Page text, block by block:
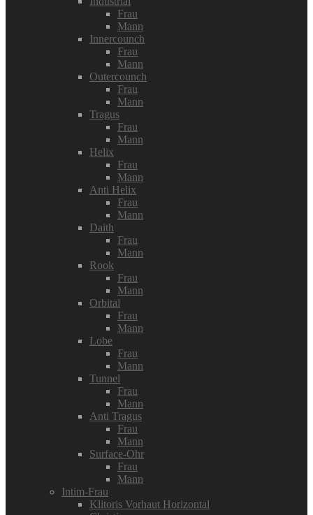
Frau
Mann
Innercounch
Frau
Mann
Outercounch
Frau
Mann
Tragus
Frau
Mann
Helix
Frau
Mann
Anti Helix
Frau
Mann
Daith
Frau
Mann
Rook
Frau
Mann
Orbital
Frau
Mann
Lobe
Frau
Mann
Tunnel
Frau
Mann
Anti Tragus
Frau
Mann
Surface-Ohr
Frau
Mann
Intim-Frau
Klitoris Vorhaut Horizontal